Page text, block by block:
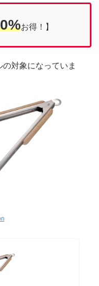
お得！】
対象になっていま